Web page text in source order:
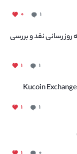
۱ ۰
رسانی نقد و بررسی
۱ ۱
۱ ۱